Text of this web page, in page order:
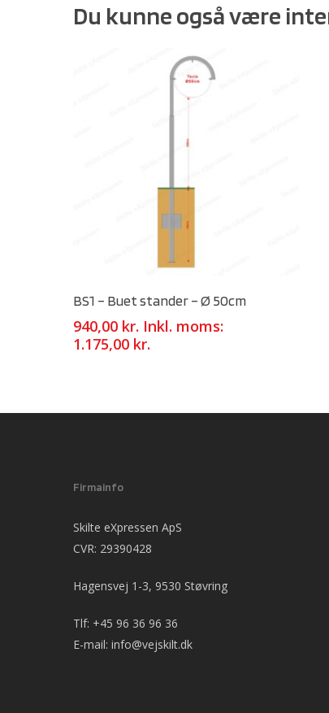
Du kunne også være
BS1 – Buet stander – Ø 50cm
940,00 kr. Inkl. moms:
1.175,00 kr.
Firmainfo
Skilte eXpressen ApS
CVR: 29390428
Hagensvej 1-3, 9530 Støvring
Tlf: +45 96 36 96 36
E-mail: info@vejskilt.dk